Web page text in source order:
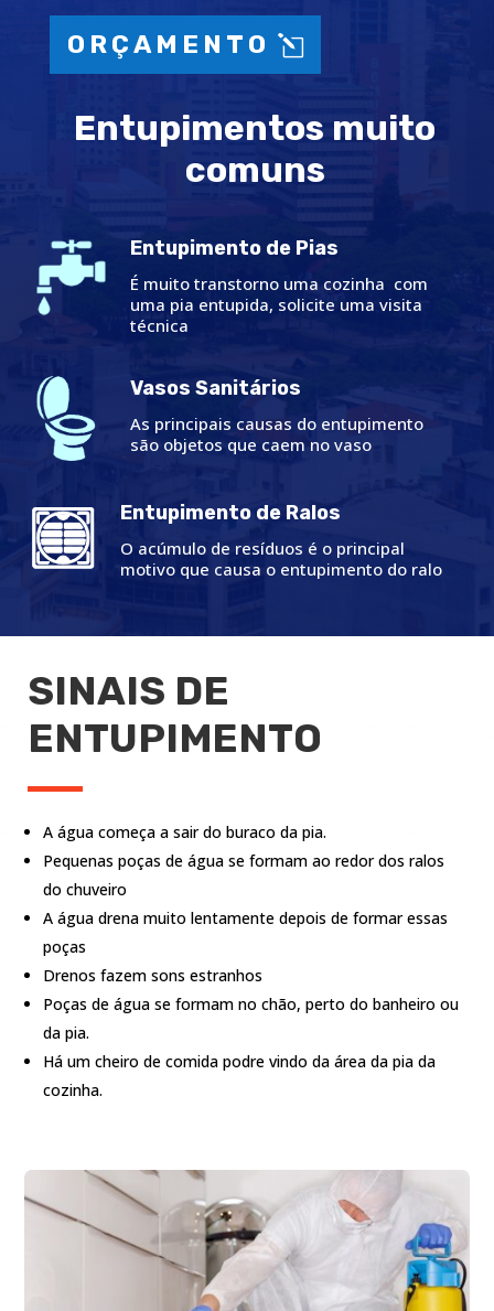
ORÇAMENTO
Entupimentos muito
comuns
Entupimento de Pias
É muito transtorno uma cozinha com
uma pia entupida, solicite uma visita
técnica
Vasos Sanitários
As principais causas do entupimento
são objetos que caem no vaso
Entupimento de Ralos
O acúmulo de resíduos é o principal
motivo que causa o entupimento do ralo
SINAIS DE
ENTUPIMENTO
A água começa a sair do buraco da pia.
Pequenas poças de água se formam ao redor dos ralos
do chuveiro
A água drena muito lentamente depois de formar essas
poças
Drenos fazem sons estranhos
Poças de água se formam no chão, perto do banheiro ou
da pia.
Há um cheiro de comida podre vindo da área da pia da
cozinha.